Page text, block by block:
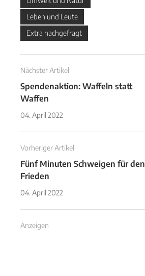
Leben und Leute
Extra nachgefragt
Nächster Artikel
Spendenaktion: Waffeln statt
Waffen
04. April 2022
Vorheriger Artikel
Fünf Minuten Schweigen für den
Frieden
04. April 2022
Anzeigen